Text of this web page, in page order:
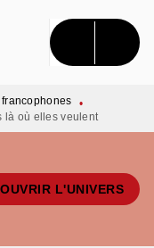
CONTENU
francophones
•
là où elles veulent
L'UNIVERS